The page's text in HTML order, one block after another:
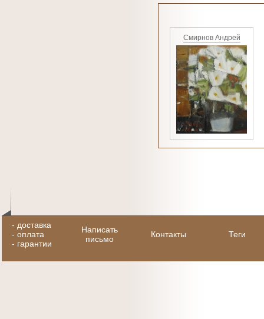
Смирнов Андрей
- доставка
- оплата
- гарантии
Написать
письмо
Контакты Теги